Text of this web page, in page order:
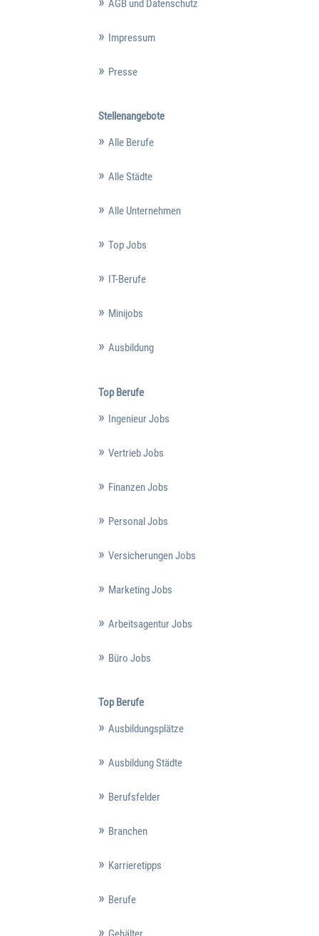
AGB und Datenschutz
Impressum
Presse
Stellenangebote
Alle Berufe
Alle Städte
Alle Unternehmen
Top Jobs
IT-Berufe
Minijobs
Ausbildung
Top Berufe
Ingenieur Jobs
Vertrieb Jobs
Finanzen Jobs
Personal Jobs
Versicherungen Jobs
Marketing Jobs
Arbeitsagentur Jobs
Büro Jobs
Top Berufe
Ausbildungsplätze
Ausbildung Städte
Berufsfelder
Branchen
Karrieretipps
Berufe